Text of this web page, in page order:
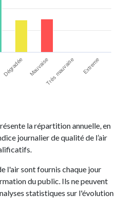
Dégradée MauvaiseTrès mauvaise Extreme
la répartition annuelle, en
journalier de qualité de l’air
l'air sont fournis chaque jour
du public. Ils ne peuvent
statistiques sur l'évolution